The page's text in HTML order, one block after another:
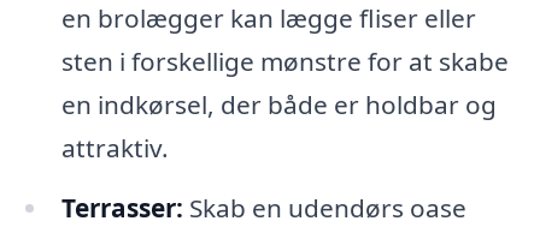
en brolægger kan lægge fliser eller
sten i forskellige mønstre for at skabe
en indkørsel, der både er holdbar og
attraktiv.
Terrasser: Skab en udendørs oase